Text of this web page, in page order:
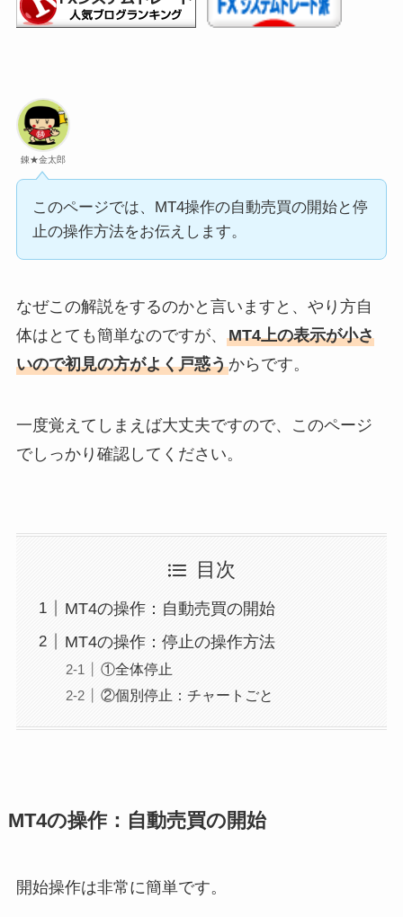
錬★金太郎
このページでは、MT4操作の自動売買の開始と停
止の操作方法をお伝えします。
なぜこの解説をするのかと言いますと、やり方自
体はとても簡単なのですが、 MT4上の表示が小さ
いので初見の方がよく戸惑うからです。
一度覚えてしまえば大丈夫ですので、このページ
でしっかり確認してください。
目次
MT4の操作：自動売買の開始
MT4の操作：停止の操作方法
①全体停止
②個別停止：チャートごと
MT4の操作：自動売買の開始
開始操作は非常に簡単です。